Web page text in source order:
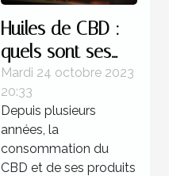
Huiles de CBD :
quels sont ses
bienfaits sur
l’organisme ?
Mardi 24 octobre 2023
20:33
Depuis plusieurs
années, la
consommation du
CBD et de ses produits